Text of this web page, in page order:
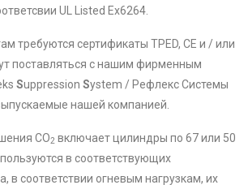
UL Listed Ex6264.
требуются сертификаты TPED, CE и / или
поставляться с нашим фирменным
Suppression System / Рефлекс Системы
нашей компанией.
CO2 включает цилиндры по 67 или 50
в соответствующих
в соответствии огневым нагрузкам, их